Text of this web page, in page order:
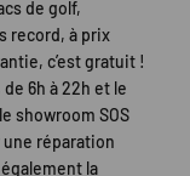
de golf,
record, à prix
c’est gratuit !
6h à 22h et le
showroom SOS
une réparation
la